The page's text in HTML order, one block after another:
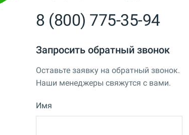
8 (800) 775-35-94
Запросить обратный звонок
Оставьте заявку на обратный звонок.
Наши менеджеры свяжутся с вами.
Имя